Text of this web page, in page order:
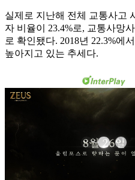
실제로 지난해 전체 교통사고
자 비율이 23.4%로, 교통사망
로 확인됐다. 2018년 22.3%에
높아지고 있는 추세다.